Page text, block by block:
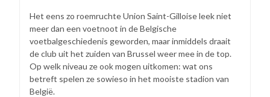
Het eens zo roemruchte Union Saint-Gilloise leek niet
meer dan een voetnoot in de Belgische
voetbalgeschiedenis geworden, maar inmiddels draait
de club uit het zuiden van Brussel weer mee in de top.
Op welk niveau ze ook mogen uitkomen: wat ons
betreft spelen ze sowieso in het mooiste stadion van
België.